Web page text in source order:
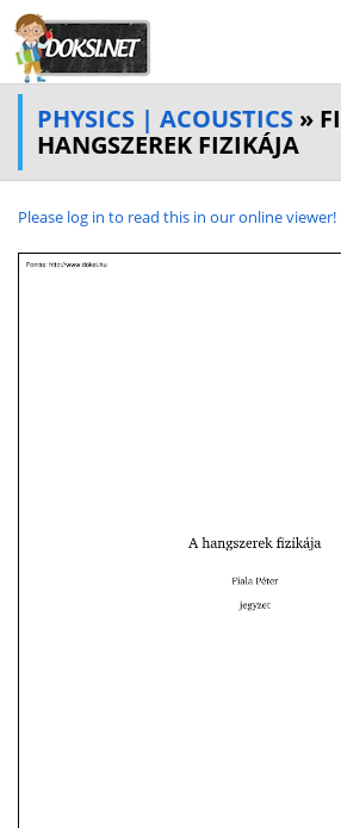
PHYSICS | ACOUSTICS »
HANGSZEREK FIZIKÁJA
Please log in to read this in our online viewer!